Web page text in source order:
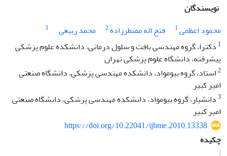
نویسندگان
محمود اعظمی1 فتح اله مضطرزاده2 محمد ربیعی
3
1 دکترا، گروه مهندسی بافت و سلول درمانی، دانشکده علوم پزشکی
پیشرفته، دانشگاه علوم پزشکی تهران
2استاد، گروه بیومواد، دانشکده مهندسی پزشکی، دانشگاه صنعتی
امیر کبیر
3دانشیار، گروه بیومواد، دانشکده مهندسی پزشکی، دانشگاه صنعتی
امیر کبیر
https://doi.org/10.22041/ijbme.2010.13338
چکیده